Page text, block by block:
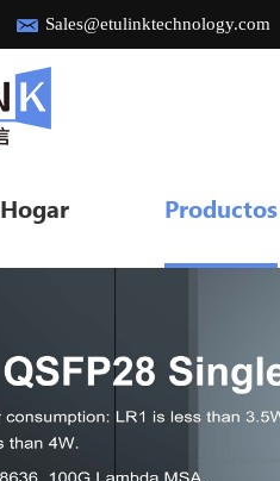
Sales@etulinktechnology.com
Hogar Productos